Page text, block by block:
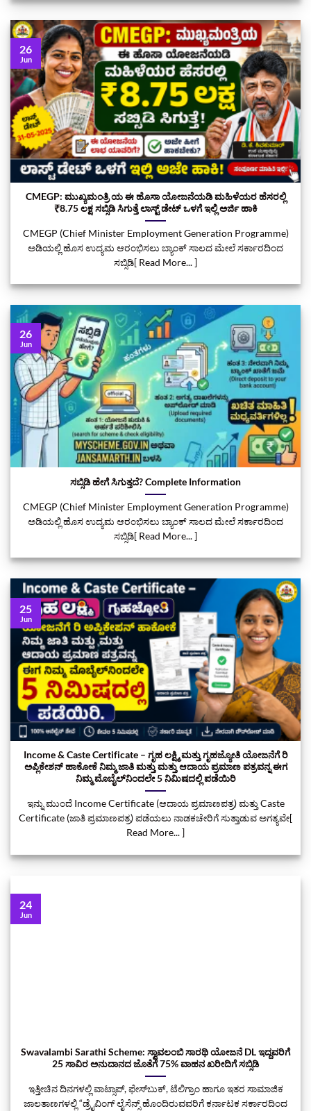
CMEGP: ಮುಖ್ಯಮಂತ್ರಿ ಯ ಈ ಹೊಸಾ ಯೋಜನೆಯಡಿ ಮಹಿಳೆಯರ ಹೆಸರಲ್ಲಿ
₹8.75 ಲಕ್ಷ ಸಬ್ಸಿಡಿ ಸಿಗುತ್ತೆ ಲಾಸ್ಟ್‌ ಡೇಟ್‌ ಒಳಗೆ ಇಲ್ಲಿ ಅರ್ಜಿ ಹಾಕಿ
CMEGP (Chief Minister Employment Generation Programme)
ಅಡಿಯಲ್ಲಿ ಹೊಸ ಉದ್ಯಮ ಆರಂಭಿಸಲು ಬ್ಯಾಂಕ್ ಸಾಲದ ಮೇಲೆ ಸರ್ಕಾರದಿಂದ
ಸಬ್ಸಿಡಿ[ Read More... ]
26
Jun
ಸಬ್ಸಿಡಿ ಹೇಗೆ ಸಿಗುತ್ತದೆ? Complete Information
CMEGP (Chief Minister Employment Generation Programme)
ಅಡಿಯಲ್ಲಿ ಹೊಸ ಉದ್ಯಮ ಆರಂಭಿಸಲು ಬ್ಯಾಂಕ್ ಸಾಲದ ಮೇಲೆ ಸರ್ಕಾರದಿಂದ
ಸಬ್ಸಿಡಿ[ Read More... ]
26
Jun
Income & Caste Certificate – ಗೃಹ ಲಕ್ಷ್ಮಿ ಮತ್ತು ಗೃಹಜ್ಯೋತಿ ಯೋಜನೆಗೆ ರಿ
ಅಪ್ಲಿಕೇಶನ್‌ ಹಾಕೋಕೆ ನಿಮ್ಮ ಜಾತಿ ಮತ್ತು ಮತ್ತು ಆದಾಯ ಪ್ರಮಾಣ ಪತ್ರವನ್ನ ಈಗ
ನಿಮ್ಮ ಮೊಬೈಲ್‌ನಿಂದಲೇ 5 ನಿಮಿಷದಲ್ಲಿ ಪಡೆಯಿರಿ
ಇನ್ನು ಮುಂದೆ Income Certificate (ಆದಾಯ ಪ್ರಮಾಣಪತ್ರ) ಮತ್ತು Caste
Certificate (ಜಾತಿ ಪ್ರಮಾಣಪತ್ರ) ಪಡೆಯಲು ನಾಡಕಚೇರಿಗೆ ಸುತ್ತಾಡುವ ಅಗತ್ಯವೇ[
Read More... ]
25
Jun
Swavalambi Sarathi Scheme: ಸ್ವಾವಲಂಬಿ ಸಾರಥಿ ಯೋಜನೆ DL ಇದ್ದವರಿಗೆ
25 ಸಾವಿರ ಅನುದಾನದ ಜೊತೆಗೆ 75% ವಾಹನ ಖರೀದಿಗೆ ಸಬ್ಸಿಡಿ
ಇತ್ತೀಚಿನ ದಿನಗಳಲ್ಲಿ ವಾಟ್ಸಾಪ್, ಫೇಸ್‌ಬುಕ್, ಟೆಲಿಗ್ರಾಂ ಹಾಗೂ ಇತರ ಸಾಮಾಜಿಕ
ಜಾಲತಾಣಗಳಲ್ಲಿ “ಡ್ರೈವಿಂಗ್ ಲೈಸೆನ್ಸ್ ಹೊಂದಿರುವವರಿಗೆ ಕರ್ನಾಟಕ ಸರ್ಕಾರದಿಂದ
24
Jun